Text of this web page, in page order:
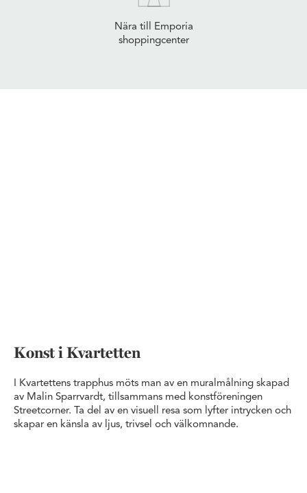
Nära till Emporia
shoppingcenter
Konst i Kvartetten
I Kvartettens trapphus möts man av en muralmålning skapad
av Malin Sparrvardt, tillsammans med konstföreningen
Streetcorner. Ta del av en visuell resa som lyfter intrycken och
skapar en känsla av ljus, trivsel och välkomnande.